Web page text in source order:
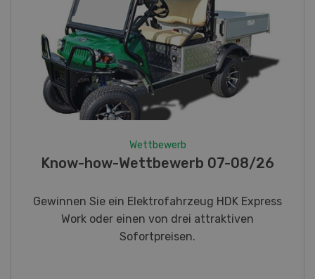
Fotorätsel 07-08/26
Gewinnen Sie eines von fünf LANDI
Taschenmessern